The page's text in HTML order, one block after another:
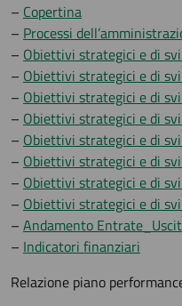
– Copertina
– Processi
– Obiettivi strategici e di
– Obiettivi strategici e di
– Obiettivi strategici e di
– Obiettivi strategici e di
– Obiettivi strategici e di
– Obiettivi strategici e di
– Obiettivi strategici e di
– Obiettivi strategici e di
– Andamento
– Indicatori finanziari
Relazione piano